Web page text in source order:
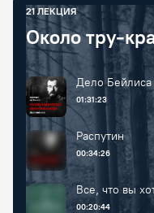
21 ЛЕКЦИЯ
Около тру-
Дело Бейлиса
01:31:23
Распутин
00:34:26
Все, что вы
спросить
00:20:44